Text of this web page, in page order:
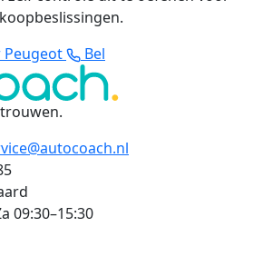
Bel
.
09:30–15:30